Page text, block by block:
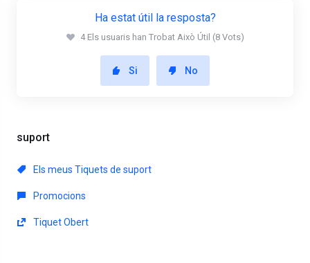
suport
Els meus Tiquets de suport
Promocions
Tiquet Obert
Ha estat útil la resposta?
4 Els usuaris han Trobat Això Útil (8 Vots)
Si No